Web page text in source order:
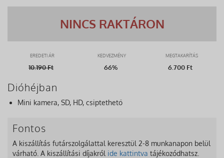
NINCS RAKTÁRON
EREDETI ÁR KEDVEZMÉNY MEGTAKARÍTÁS
10.190Ft 66% 6.700 Ft
Dióhéjban
Mini kamera, SD, HD, csiptethető
Fontos
A kiszállítás futárszolgálattal keresztül 2-8 munkanapon belül
várható. A kiszállítási díjakról ide kattintva tájékozódhatsz.